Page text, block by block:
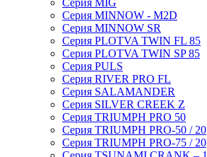
Серия MIG
Серия MINNOW - M2D
Серия MINNOW SR
Серия PLOTVA TWIN FL 85
Серия PLOTVA TWIN SP 85
Серия PULS
Серия RIVER PRO FL
Серия SALAMANDER
Серия SILVER CREEK Z
Серия TRIUMPH PRO 50
Серия TRIUMPH PRO-50 / 20
Серия TRIUMPH PRO-75 / 20